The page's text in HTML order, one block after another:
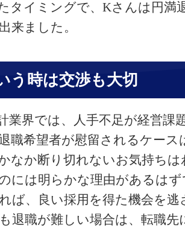
タイミングで、Kさんは円満
来ました。
う時は交渉も大切
業界では、人手不足が経営課
職希望者が慰留されるケー
なか断り切れないお気持ち
には明らかな理由があるは
ば、良い採用を得た機会を
退職が難しい場合は、転職